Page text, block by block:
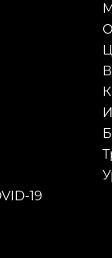
19